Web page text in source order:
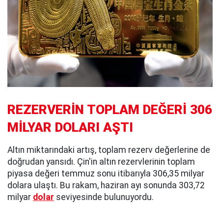
REZERVERİN TOPLAM DEĞERİ 306
MİLYAR DOLARI AŞTI
Altın miktarındaki artış, toplam rezerv değerlerine de
doğrudan yansıdı. Çin'in altın rezervlerinin toplam
piyasa değeri temmuz sonu itibarıyla 306,35 milyar
dolara ulaştı. Bu rakam, haziran ayı sonunda 303,72
milyar dolar seviyesinde bulunuyordu.